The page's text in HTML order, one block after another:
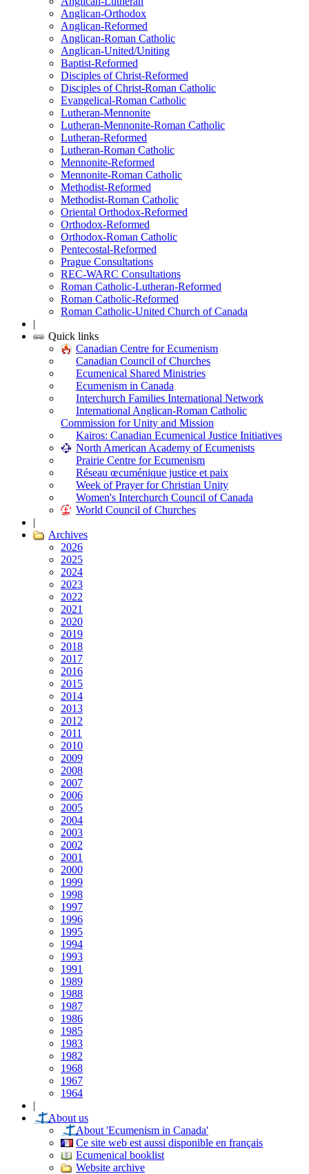
Anglican-Orthodox
Anglican-Reformed
Anglican-Roman Catholic
Anglican-United/Uniting
Baptist-Reformed
Disciples of Christ-Reformed
Disciples of Christ-Roman Catholic
Evangelical-Roman Catholic
Lutheran-Mennonite
Lutheran-Mennonite-Roman Catholic
Lutheran-Reformed
Lutheran-Roman Catholic
Mennonite-Reformed
Mennonite-Roman Catholic
Methodist-Reformed
Methodist-Roman Catholic
Oriental Orthodox-Reformed
Orthodox-Reformed
Orthodox-Roman Catholic
Pentecostal-Reformed
Prague Consultations
REC-WARC Consultations
Roman Catholic-Lutheran-Reformed
Roman Catholic-Reformed
Roman Catholic-United Church of Canada
|
Quick links
Canadian Centre for Ecumenism
Canadian Council of Churches
Ecumenical Shared Ministries
Ecumenism in Canada
Interchurch Families International Network
International Anglican-Roman Catholic
Commission for Unity and Mission
Kairos: Canadian Ecumenical Justice Initiatives
North American Academy of Ecumenists
Prairie Centre for Ecumenism
Réseau œcuménique justice et paix
Week of Prayer for Christian Unity
Women's Interchurch Council of Canada
World Council of Churches
|
Archives
2026
2025
2024
2023
2022
2021
2020
2019
2018
2017
2016
2015
2014
2013
2012
2011
2010
2009
2008
2007
2006
2005
2004
2003
2002
2001
2000
1999
1998
1997
1996
1995
1994
1993
1991
1989
1988
1987
1986
1985
1983
1982
1968
1967
1964
|
About us
About 'Ecumenism in Canada'
Ce site web est aussi disponible en français
Ecumenical booklist
Website archive